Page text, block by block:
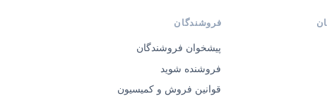
فروشندگان
پیشخوان فروشندگان
فروشنده شوید
قوانین فروش و کمیسیون